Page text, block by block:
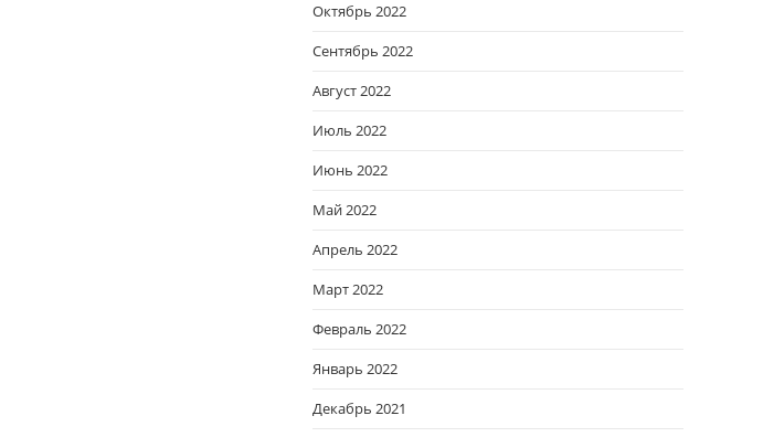
Октябрь 2022
Сентябрь 2022
Август 2022
Июль 2022
Июнь 2022
Май 2022
Апрель 2022
Март 2022
Февраль 2022
Январь 2022
Декабрь 2021